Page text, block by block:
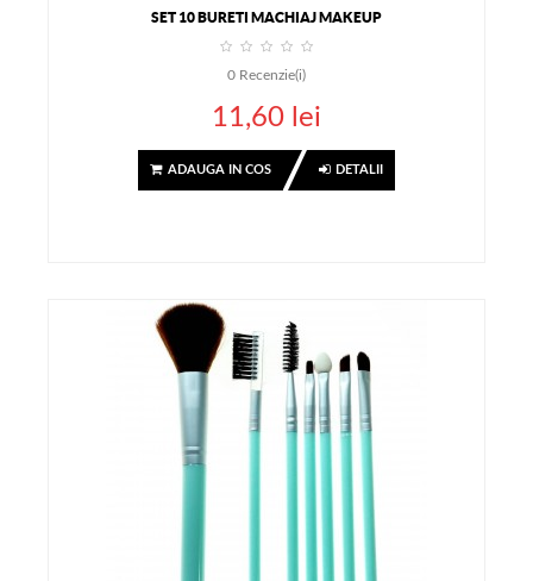
SET 10 BURETI MACHIAJ MAKEUP
0 Recenzie(i)
11,60 lei
ADAUGA IN COS DETALII